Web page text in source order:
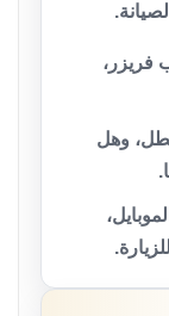
فريزر،
وهل